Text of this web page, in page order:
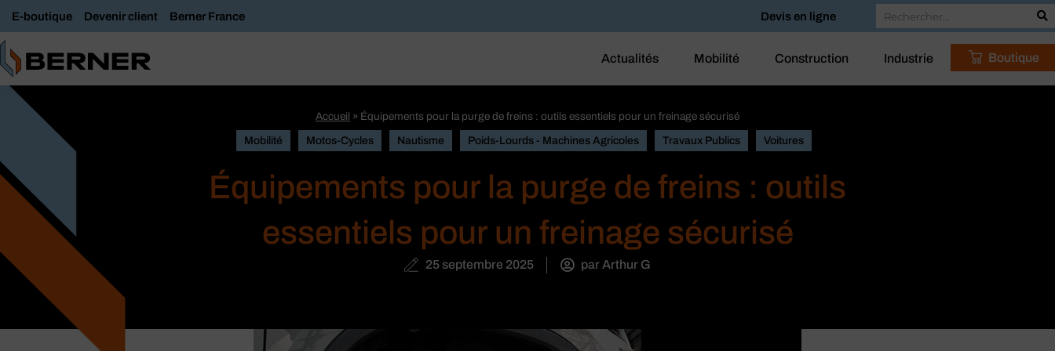
E-boutique Devenir client Berner France Devis en ligne
Actualités Mobilité Construction Industrie Boutique
Accueil » Équipements pour la purge de freins : outils essentiels pour un freinage sécurisé
Mobilité Motos-Cycles Nautisme Poids-Lourds - Machines Agricoles Travaux Publics Voitures
Équipements pour la purge de freins : outils
essentiels pour un freinage sécurisé
25 septembre 2025 parArthur G